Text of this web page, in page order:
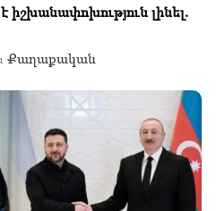
լինել.
Քաղաքական